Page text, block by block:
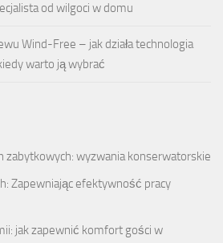
od wilgoci w domu
Wind-Free – jak działa technologia
warto ją wybrać
zabytkowych: wyzwania konserwatorskie
Zapewniając efektywność pracy
jak zapewnić komfort gości w